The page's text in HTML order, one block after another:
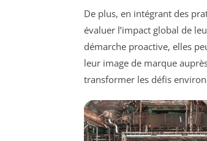
De plus, en intégrant des
évaluer l’impact global de
démarche proactive, elles
leur image de marque
transformer les défis